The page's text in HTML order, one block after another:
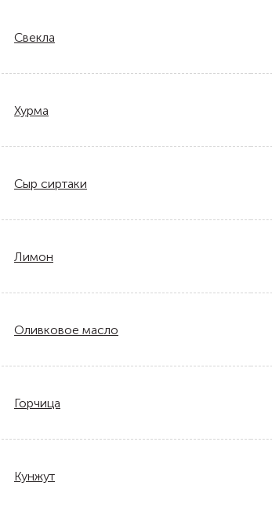
Свекла
Хурма
Сыр сиртаки
Лимон
Оливковое масло
Горчица
Кунжут